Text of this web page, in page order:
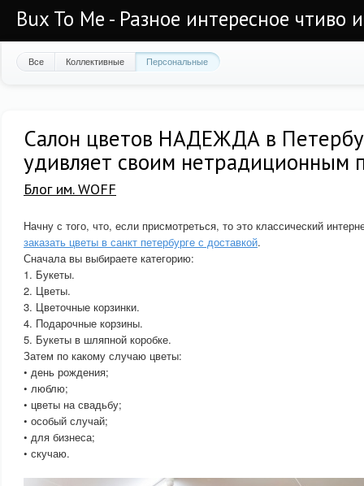
Bux To Me - Разное интересное чтиво
Все Коллективные Персональные
Салон цветов НАДЕЖДА в
удивляет своим нетрадиционным
Блог им. WOFF
Начну с того, что, если присмотреться, то это классический
заказать цветы в санкт петербурге с доставкой.
Сначала вы выбираете категорию:
1. Букеты.
2. Цветы.
3. Цветочные корзинки.
4. Подарочные корзины.
5. Букеты в шляпной коробке.
Затем по какому случаю цветы:
• день рождения;
• люблю;
• цветы на свадьбу;
• особый случай;
• для бизнеса;
• скучаю.